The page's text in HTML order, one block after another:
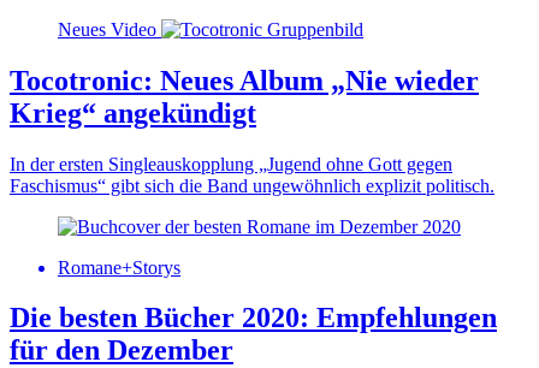
Neues Video
Tocotronic: Neues Album „Nie wieder
Krieg“ angekündigt
In der ersten Singleauskopplung „Jugend ohne Gott gegen
Faschismus“ gibt sich die Band ungewöhnlich explizit politisch.
Romane+Storys
Die besten Bücher 2020: Empfehlungen
für den Dezember